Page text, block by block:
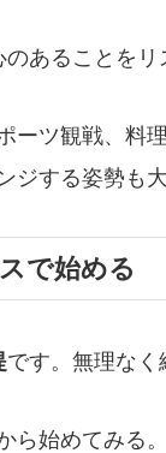
あることを
ーツ観戦、料
ジする姿勢も大
で始める
です。無理なく
ら始めてみる。